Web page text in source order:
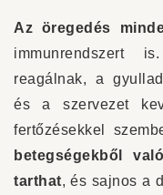
Az öregedés
immunrendszert
reagálnak, a
és a szervezet
fertőzésekkel
betegségekből
tarthat, és sajnos a